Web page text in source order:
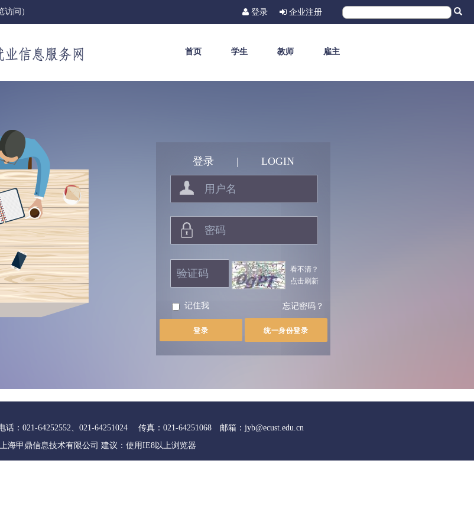
问） 企业注册
登录
首页 学生 教师 雇主
登录 | LOGIN
看不清？
点击刷新
记住我 忘记密码？
：021-64252552、021-64251024 传真：021-64251068 邮箱：jyb@ecust.edu.cn
上海甲鼎信息技术有限公司 建议：使用IE8以上浏览器